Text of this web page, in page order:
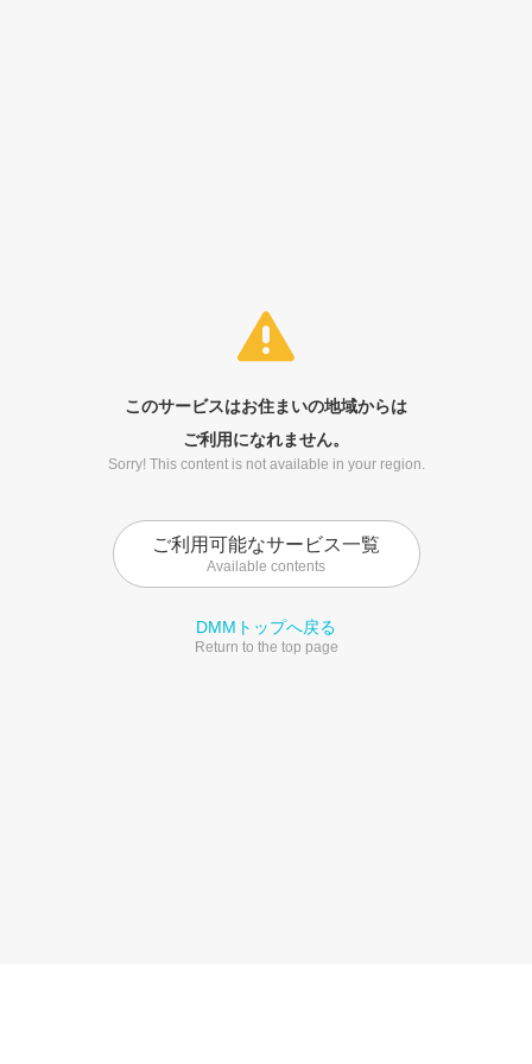
このサービスはお住まいの地域からは
ご利用になれません。
Sorry! This content is not available in your region.
ご利用可能なサービス一覧
Available contents
DMMトップへ戻る
Return to the top page